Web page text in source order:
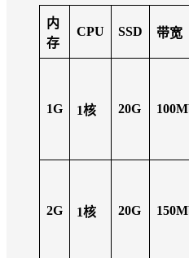
内
存
CPU SSD 带宽
1G 1核 20G
2G 1核 20G